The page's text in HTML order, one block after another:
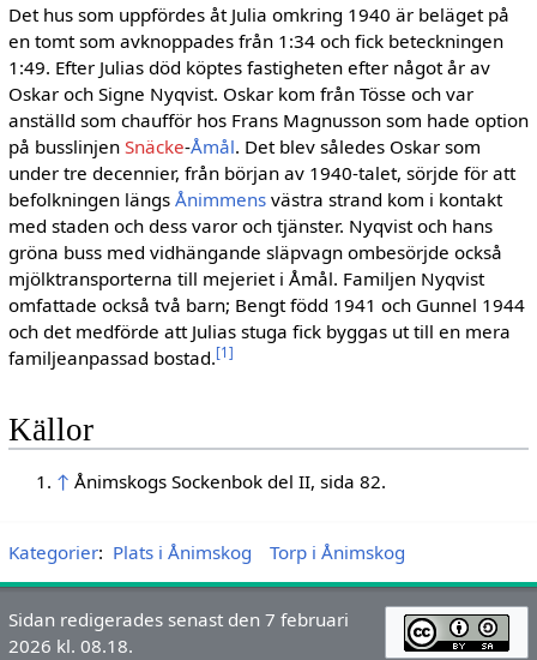
Det hus som uppfördes åt Julia omkring 1940 är beläget på
en tomt som avknoppades från 1:34 och fick beteckningen
1:49. Efter Julias död köp­tes fastigheten efter något år av
Oskar och Signe Nyqvist. Oskar kom från Tösse och var
anställd som chaufför hos Frans Magnusson som hade option
på busslinjen Snäcke-Åmål. Det blev så­ledes Oskar som
under tre decennier, från bör­jan av 1940-talet, sörjde för att
befolkningen längs Ånimmensvästra strand kom i kontakt
med staden och dess varor och tjänster. Nyqvist och hans
gröna buss med vidhängande släp­vagn ombesörjde också
mjölktransporterna till mejeriet i Åmål. Familjen Nyqvist
omfattade också två barn; Bengt född 1941 och Gunnel 1944
och det medförde att Julias stuga fick byg­gas ut till en mera
familjeanpassad bostad.[1 ]
Källor
↑ Ånimskogs Sockenbok del II, sida 82.
Kategorier: Plats i Ånimskog Torp i Ånimskog
Sidan redigerades senast den 7 februari
2026 kl. 08.18.